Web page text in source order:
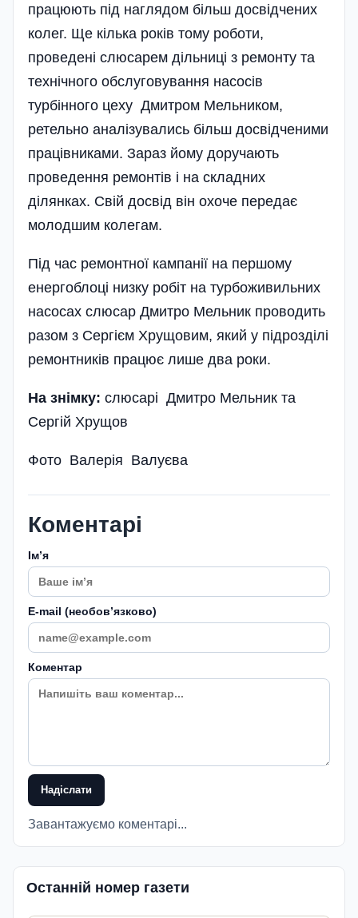
працюють під наглядом більш досвідчених
колег. Ще кілька років тому роботи,
проведені слюсарем дільниці з ремонту та
технічного обслуговування насосів
турбінного цеху Дмитром Мельником,
ретельно аналізувались більш досвідченими
працівниками. Зараз йому доручають
проведення ремонтів і на складних
ділянках. Свій досвід він охоче передає
молодшим колегам.
Під час ремонтної кампанії на першому
енергоблоці низку робіт на турбоживильних
насосах слюсар Дмитро Мельник проводить
разом з Сергієм Хрущовим, який у підрозділі
ремонтників працює лише два роки.
На знімку: слюсарі Дмитро Мельник та
Сергій Хрущов
Фото Валерія Валуєва
Коментарі
Імʼя
E-mail (необовʼязково)
Коментар
Надіслати
Завантажуємо коментарі...
Останній номер газети